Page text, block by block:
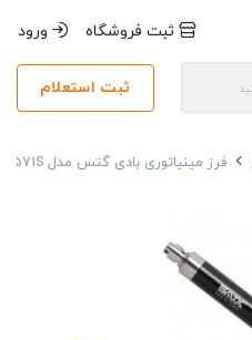
ثبت فروشگاه ورود
ثبت استعلام
فرز مینیاتوری بادی گتس مدل GP-0571S